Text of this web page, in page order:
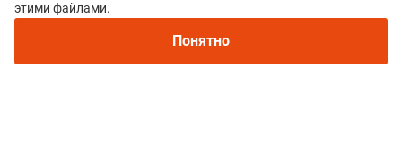
Все гонки
КИКИМОРА ТРЕЙЛ
этими файлами.
Понятно